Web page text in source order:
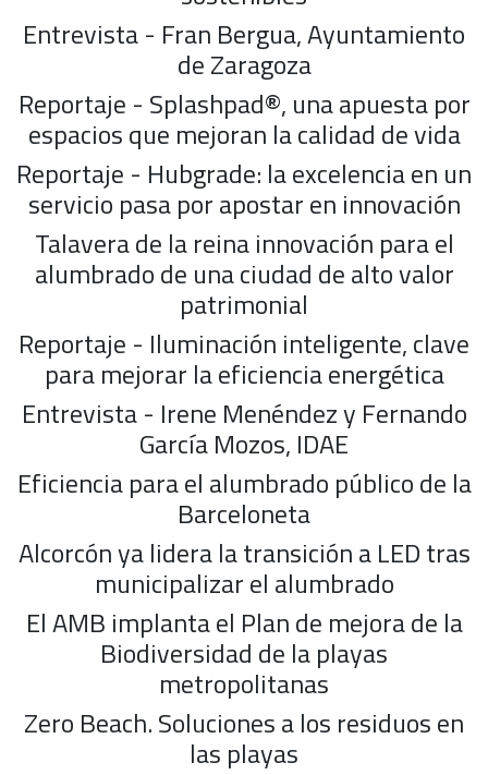
Entrevista - Fran Bergua, Ayuntamiento
de Zaragoza
Reportaje - Splashpad®, una apuesta por
espacios que mejoran la calidad de vida
Reportaje - Hubgrade: la excelencia en un
servicio pasa por apostar en innovación
Talavera de la reina innovación para el
alumbrado de una ciudad de alto valor
patrimonial
Reportaje - Iluminación inteligente, clave
para mejorar la eficiencia energética
Entrevista - Irene Menéndez y Fernando
García Mozos, IDAE
Eficiencia para el alumbrado público de la
Barceloneta
Alcorcón ya lidera la transición a LED tras
municipalizar el alumbrado
El AMB implanta el Plan de mejora de la
Biodiversidad de la playas
metropolitanas
Zero Beach. Soluciones a los residuos en
las playas